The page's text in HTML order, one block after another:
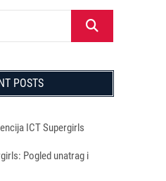
Pretraži
POSTS
ICT Supergirls
Pogled unatrag i